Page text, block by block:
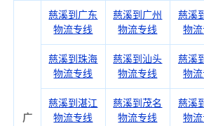
广
慈溪到广东
物流专线
慈溪到广州
物流专线
慈溪
物
慈溪到珠海
物流专线
慈溪到汕头
物流专线
慈溪
物
慈溪到湛江
物流专线
慈溪到茂名
物流专线
慈溪
物